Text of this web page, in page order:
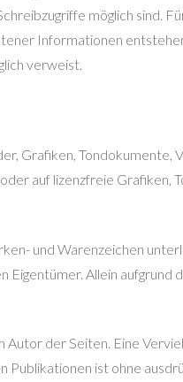
möglich sind.
Informationen
verweist.
Tondokumente,
auf lizenzfreie Grafiken,
und Warenzeichen
Allein aufgrund
der Seiten. Eine
ist ohne